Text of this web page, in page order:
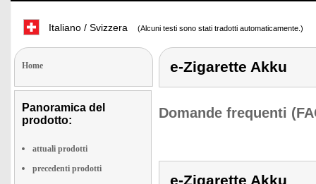
Italiano / Svizzera (Alcuni testi sono stati tradotti automaticamente.)
Home
Panoramica del
prodotto:
attuali prodotti
precedenti prodotti
e-Zigarette Akku
Domande frequenti
e-Zigarette Akku